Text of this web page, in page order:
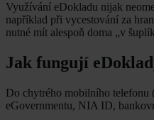
Využívání eDokladu nijak
například při vycestování za
nutné mít alespoň doma „v
Jak fungují
Do chytrého mobilního telefonu
eGovernmentu, NIA ID,